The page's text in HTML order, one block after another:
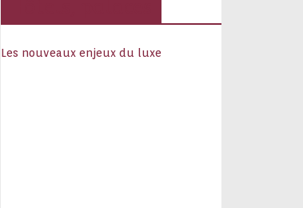
Les nouveaux enjeux du luxe